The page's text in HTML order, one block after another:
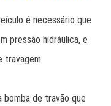
é necessário que
pressão hidráulica, e
travagem.
bomba de travão que